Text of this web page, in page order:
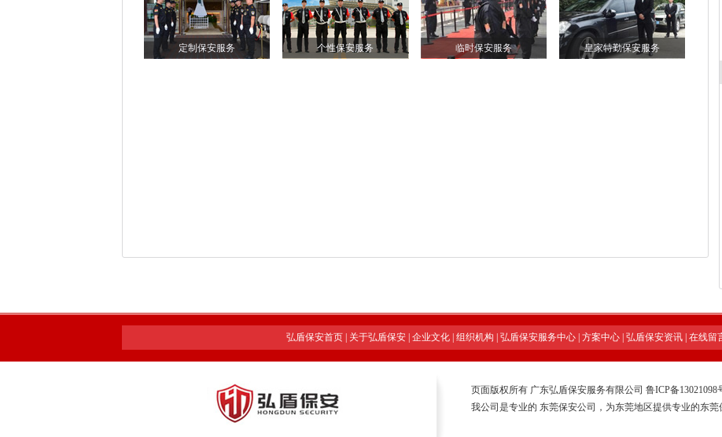
定制保安服务 个性保安服务 临时保安服务 皇家特勤保安服务
弘盾保安首页 关于弘盾保安 企业文化 组织机构 弘盾保安服务中心 方案中心 弘盾保安资讯 在线留
页面版权所有 广东弘盾保安服务有限公司 鲁ICP备13021098
我公司是专业的 东莞保安公司 ，为东莞地区提供专业的东